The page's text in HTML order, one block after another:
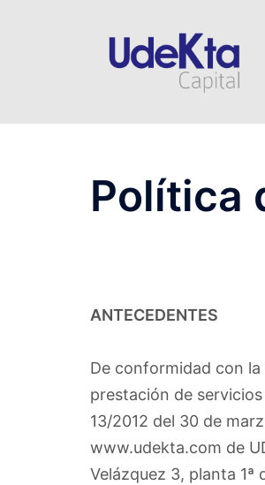
Política
ANTECEDENTES
De conformidad con
prestación de
13/2012 del 30 de
www.udekta.com de
Velázquez 3, planta